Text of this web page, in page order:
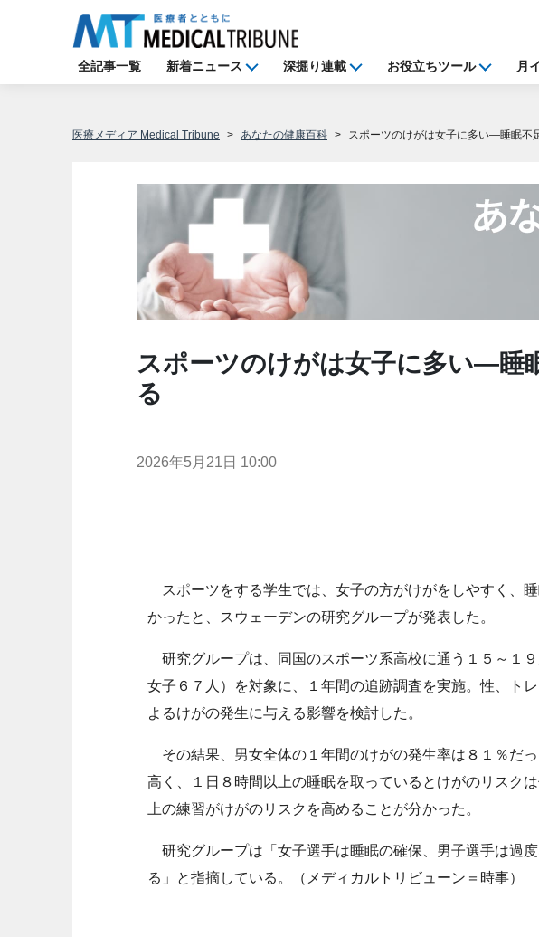
全記事一覧 新着ニュース 深掘り連載 お役立ちツール 月
医療メディア Medical Tribune あなたの健康百科 スポーツのけがは女子に多い―睡眠不
スポーツのけがは女子に多い―睡
る
2026年5月21日 10:00
スポーツをする学生では、女子の方がけがをしやすく、
かったと、スウェーデンの研究グループが発表した。
研究グループは、同国のスポーツ系高校に通う１５～１９
女子６７人）を対象に、１年間の追跡調査を実施。性、ト
よるけがの発生に与える影響を検討した。
その結果、男女全体の１年間のけがの発生率は８１％だ
高く、１日８時間以上の睡眠を取っているとけがのリスク
上の練習がけがのリスクを高めることが分かった。
研究グループは「女子選手は睡眠の確保、男子選手は過
る」と指摘している。（メディカルトリビューン＝時事）